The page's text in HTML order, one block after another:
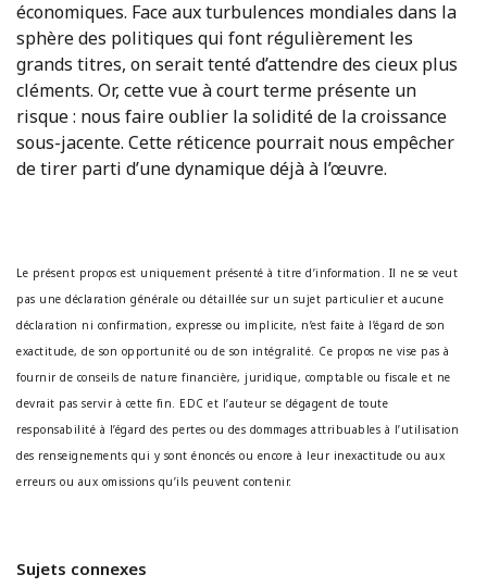
économiques. Face aux turbulences mondiales dans la
sphère des politiques qui font régulièrement les
grands titres, on serait tenté d’attendre des cieux plus
cléments. Or, cette vue à court terme présente un
risque : nous faire oublier la solidité de la croissance
sous-jacente. Cette réticence pourrait nous empêcher
de tirer parti d’une dynamique déjà à l’œuvre.
Le présent propos est uniquement présenté à titre d’information. Il ne se veut
pas une déclaration générale ou détaillée sur un sujet particulier et aucune
déclaration ni confirmation, expresse ou implicite, n’est faite à l’égard de son
exactitude, de son opportunité ou de son intégralité. Ce propos ne vise pas à
fournir de conseils de nature financière, juridique, comptable ou fiscale et ne
devrait pas servir à cette fin. EDC et l’auteur se dégagent de toute
responsabilité à l’égard des pertes ou des dommages attribuables à l’utilisation
des renseignements qui y sont énoncés ou encore à leur inexactitude ou aux
erreurs ou aux omissions qu’ils peuvent contenir.
Sujets connexes